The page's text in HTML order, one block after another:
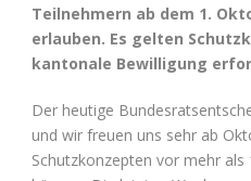
Teilnehmern ab dem 1.
erlauben. Es gelten
kantonale Bewilligung
Der heutige
und wir freuen uns sehr ab
Schutzkonzepten vor mehr als